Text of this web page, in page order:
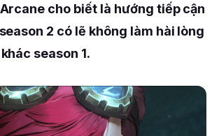
cho biết là hướng tiếp cận
2 có lẽ không làm hài lòng
season 1.